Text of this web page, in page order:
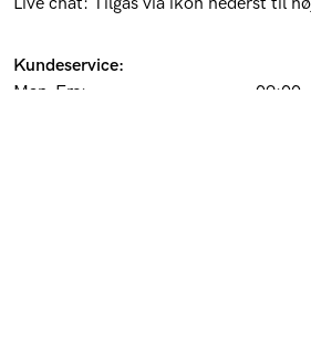
Live chat: Tilgås via ikon nederst til
Kundeservice:
Man-Fre:
09:00